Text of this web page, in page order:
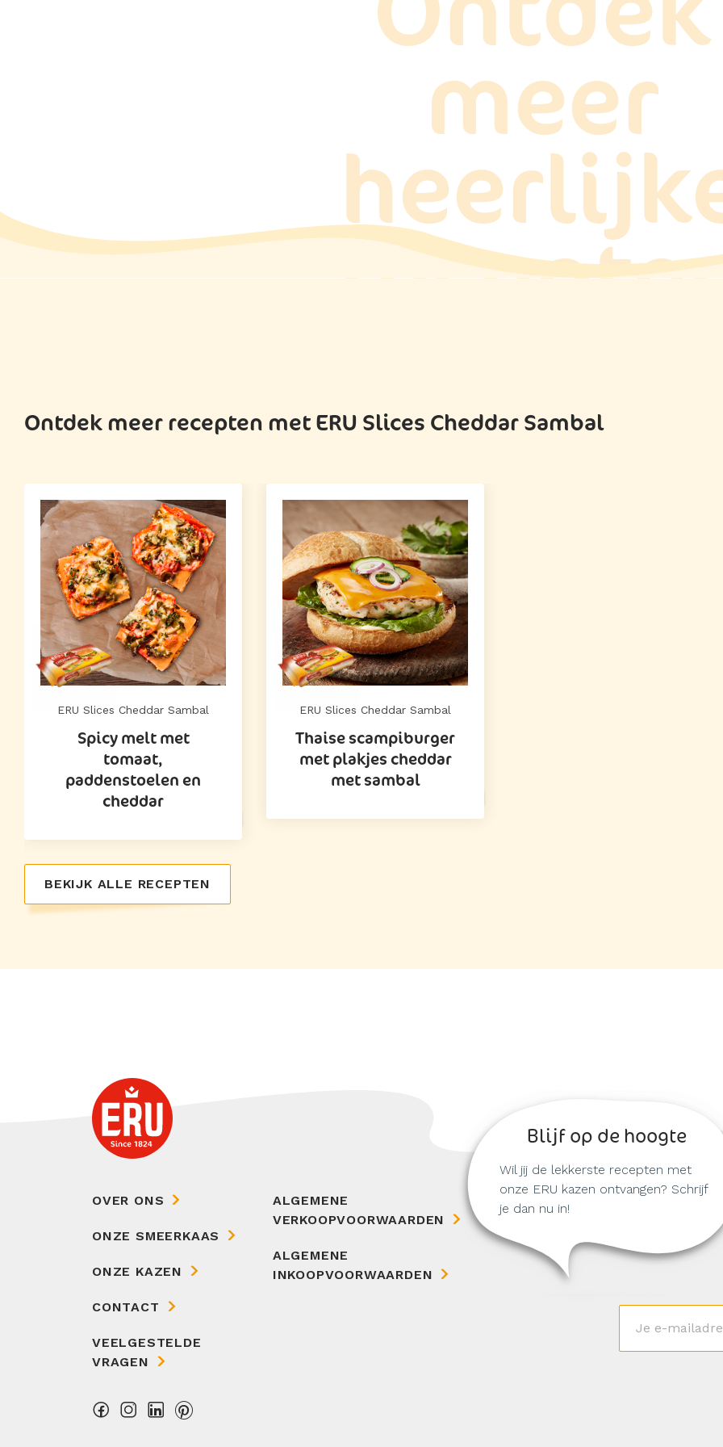
meer
Ontdek meer recepten met ERU Slices Cheddar Sambal
ERU Slices Cheddar Sambal
Spicy melt met
tomaat,
paddenstoelen en
cheddar
ERU Slices Cheddar Sambal
Thaise scampiburger
met plakjes cheddar
met sambal
BEKIJK ALLE RECEPTEN
OVER ONS
ONZE SMEERKAAS
ONZE KAZEN
CONTACT
VEELGESTELDE
VRAGEN
ALGEMENE
VERKOOPVOORWAARDEN
ALGEMENE
INKOOPVOORWAARDEN
Blijf op de hoogte
Wil jij de lekkerste recepten met
onze ERU kazen ontvangen? Schrijf
je dan nu in!